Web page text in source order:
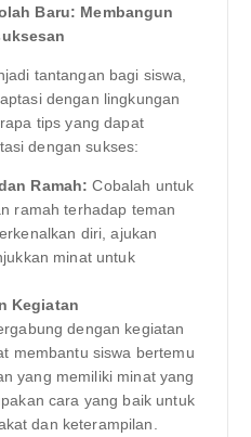
Baru: Membangun
tantangan bagi siswa,
dengan lingkungan
tips yang dapat
dengan sukses:
Ramah: Cobalah untuk
ramah terhadap teman
diri, ajukan
minat untuk
Kegiatan
dengan kegiatan
membantu siswa bertemu
yang memiliki minat yang
cara yang baik untuk
dan keterampilan.